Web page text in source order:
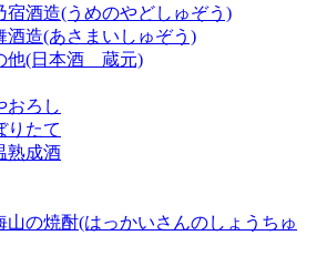
宿酒造(うめのやどしゅぞう)
酒造(あさまいしゅぞう)
他(日本酒 蔵元)
おろし
りたて
熟成酒
山の焼酎(はっかいさんのしょうちゅ